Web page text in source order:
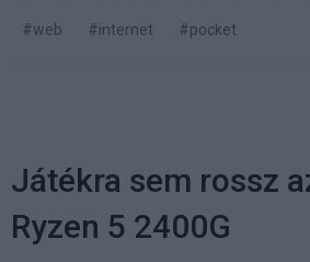
#web
#internet #pocket
Játékra sem rossz
Ryzen 5 2400G